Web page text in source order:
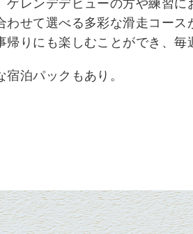
レンデデビューの方や練習に
せて選べる多彩な滑走コース
りにも楽しむことができ、毎
泊パックもあり。